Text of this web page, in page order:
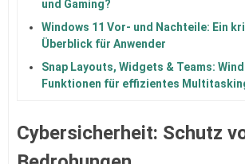
und Gaming?
Windows 11 Vor- und Nachteile: Ein
Überblick für Anwender
Snap Layouts, Widgets & Teams:
Funktionen für effizientes
Cybersicherheit: Schutz